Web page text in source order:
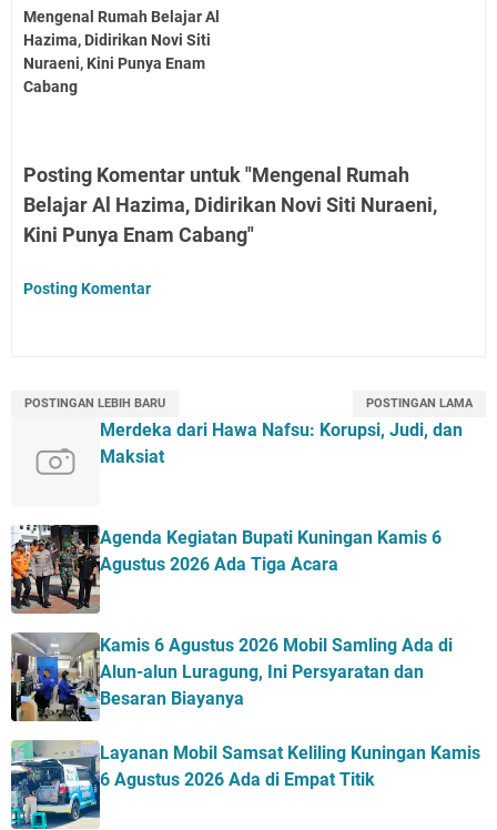
Mengenal Rumah Belajar Al
Hazima, Didirikan Novi Siti
Nuraeni, Kini Punya Enam
Cabang
Posting Komentar untuk "Mengenal Rumah
Belajar Al Hazima, Didirikan Novi Siti Nuraeni,
Kini Punya Enam Cabang"
Posting Komentar
POSTINGAN LEBIH BARU POSTINGAN LAMA
Merdeka dari Hawa Nafsu: Korupsi, Judi, dan
Maksiat
Agenda Kegiatan Bupati Kuningan Kamis 6
Agustus 2026 Ada Tiga Acara
Kamis 6 Agustus 2026 Mobil Samling Ada di
Alun-alun Luragung, Ini Persyaratan dan
Besaran Biayanya
Layanan Mobil Samsat Keliling Kuningan Kamis
6 Agustus 2026 Ada di Empat Titik